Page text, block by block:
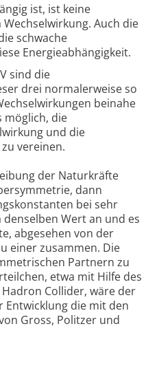
ist, ist keine
Auch die
schwache
Energieabhängigkeit.
sind die
drei normalerweise so
beinahe
möglich, die
und die
vereinen.
der Naturkräfte
dann
bei sehr
Wert an und es
abgesehen von der
einer zusammen. Die
Partnern zu
etwa mit Hilfe des
Collider, wäre der
Entwicklung die mit den
Gross, Politzer und